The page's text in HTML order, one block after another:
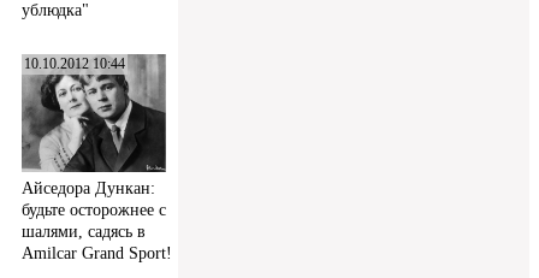
ублюдка"
10.10.2012 10:44
Айседора Дункан:
будьте осторожнее с
шалями, садясь в
Amilcar Grand Sport!